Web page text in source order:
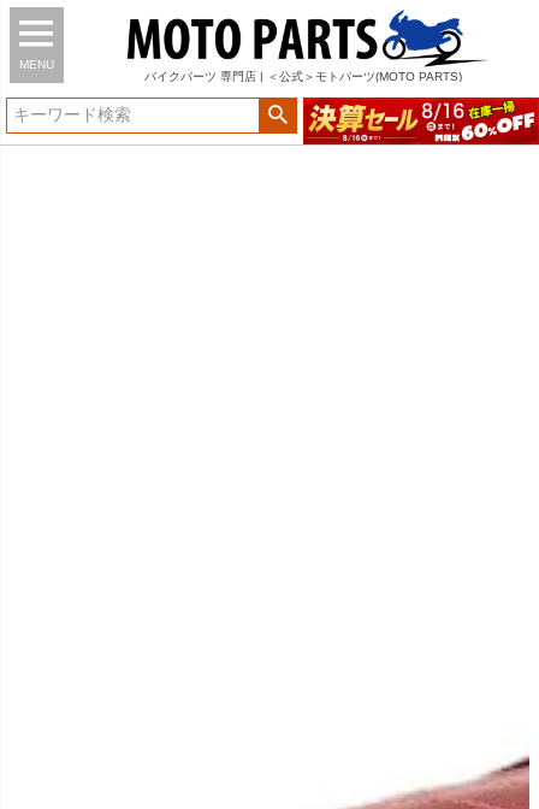
MENU
バイク パーツ 専門店 | ＜公式＞モトパーツ(MOTO PARTS)